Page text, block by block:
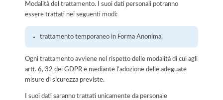
Modalità del trattamento. I suoi dati personali potranno
essere trattati nei seguenti modi:
trattamento temporaneo in Forma Anonima.
Ogni trattamento avviene nel rispetto delle modalità di cui agli
artt. 6, 32 del GDPR e mediante l'adozione delle adeguate
misure di sicurezza previste.
I suoi dati saranno trattati unicamente da personale